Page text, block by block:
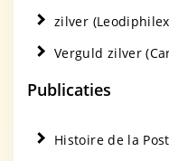
zilver
Verguld zilver
Publicaties
Histoire de la